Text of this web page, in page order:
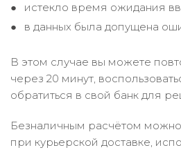
истекло время ожидания
в данных была допущена
В этом случае вы можете
через 20 минут,
обратиться в свой банк для
Безналичным расчётом можно
при курьерской доставке,